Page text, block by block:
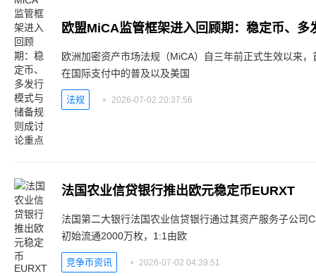
欧洲加密资产市场法规（MiCA）自三年前正式生效以来
在国际支付中的普及以及美国
法规 2026-07-02 20:37:56
法国农业信贷银行推出欧元稳定币EURXT
法国第二大银行法国农业信贷银行通过其资产服务子公司
初始流通2000万枚，1:1由欧
竞争币资讯 2026-07-02 04:39:51